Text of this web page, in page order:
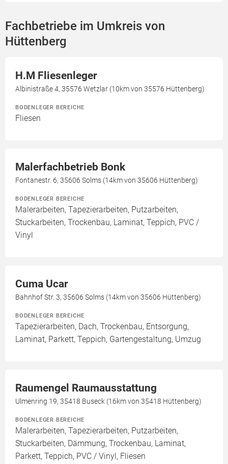
Fachbetriebe im Umkreis von
Hüttenberg
H.M Fliesenleger
Albinistraße 4, 35576 Wetzlar (10km von 35576 Hüttenberg)
BODENLEGER BEREICHE
Fliesen
Malerfachbetrieb Bonk
Fontanestr. 6, 35606 Solms (14km von 35606 Hüttenberg)
BODENLEGER BEREICHE
Malerarbeiten, Tapezierarbeiten, Putzarbeiten,
Stuckarbeiten, Trockenbau, Laminat, Teppich, PVC /
Vinyl
Cuma Ucar
Bahnhof Str. 3, 35606 Solms (14km von 35606 Hüttenberg)
BODENLEGER BEREICHE
Tapezierarbeiten, Dach, Trockenbau, Entsorgung,
Laminat, Parkett, Teppich, Gartengestaltung, Umzug
Raumengel Raumausstattung
Ulmenring 19, 35418 Buseck (16km von 35418 Hüttenberg)
BODENLEGER BEREICHE
Malerarbeiten, Tapezierarbeiten, Putzarbeiten,
Stuckarbeiten, Dämmung, Trockenbau, Laminat,
Parkett, Teppich, PVC / Vinyl, Fliesen